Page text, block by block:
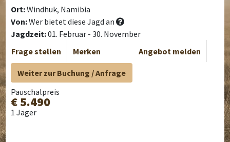
Ort:Windhuk, Namibia
Von:Wer bietet diese Jagd an
Jagdzeit:01. Februar - 30. November
Frage stellen
Merken Angebot melden
Weiter zur Buchung / Anfrage
Pauschalpreis
€ 5.490
1 Jäger